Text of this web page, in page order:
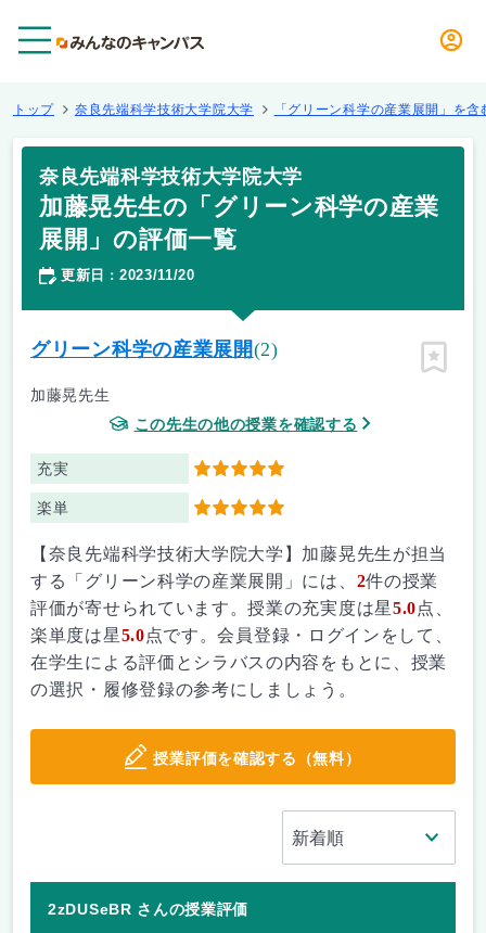
トップ 奈良先端科学技術大学院大学 「グリーン科学の産業展開」を含
奈良先端科学技術大学院大学
加藤晃先生の「グリーン科学の産業
展開」の評価一覧
更新日 ： 2023/11/20
グリーン科学の産業展開(2)
加藤晃先生
この先生の他の授業を確認する
充実 5
楽単 5
ピン留
【奈良先端科学技術大学院大学】加藤晃先生が担当
する「グリーン科学の産業展開」には、 2件の授業
評価が寄せられています。授業の充実度は星5.0点、
楽単度は星5.0点です。会員登録・ログインをして、
在学生による評価とシラバスの内容をもとに、授業
の選択・履修登録の参考にしましょう。
授業評価を確認する（無料）
2zDUSeBR さんの授業評価